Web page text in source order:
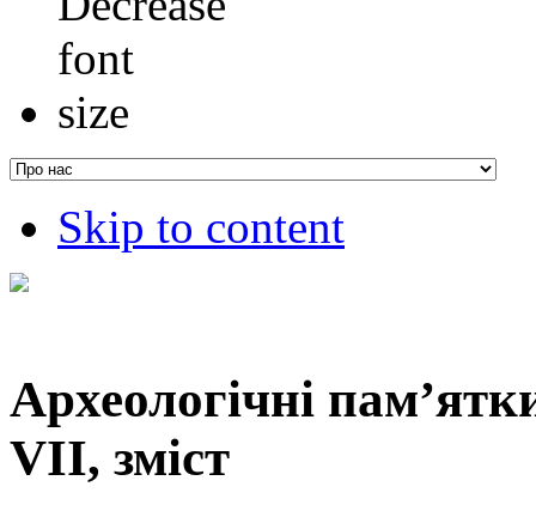
Skip to content
Археологічні
VII, зміст